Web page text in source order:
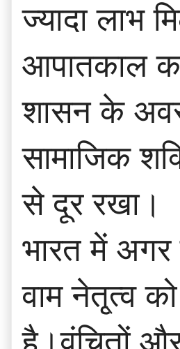
ज्यादा लाभ
आपातकाल
शासन के
सामाजिक
से दूर रखा।
भारत में अगर
वाम नेतृ्त्व